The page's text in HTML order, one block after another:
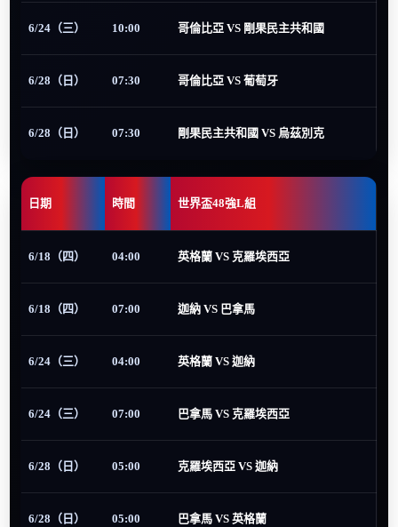
6/24（三） 10:00 哥倫比亞 VS 剛果民主共和國
6/28（日） 07:30 哥倫比亞 VS 葡萄牙
6/28（日） 07:30 剛果民主共和國 VS 烏茲別克
日期 時間 世界盃48強L組
6/18（四） 04:00 英格蘭 VS 克羅埃西亞
6/18（四） 07:00 迦納 VS 巴拿馬
6/24（三） 04:00 英格蘭 VS 迦納
6/24（三） 07:00 巴拿馬 VS 克羅埃西亞
6/28（日） 05:00 克羅埃西亞 VS 迦納
6/28（日） 05:00 巴拿馬 VS 英格蘭